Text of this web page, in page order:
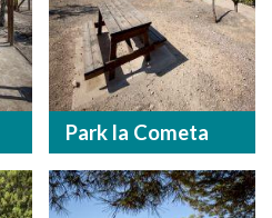
Park la Cometa